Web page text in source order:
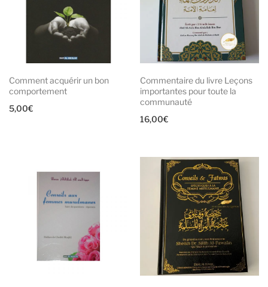
Comment acquérir un bon
comportement
5,00€
Commentaire du livre Leçons
importantes pour toute la
communauté
16,00€